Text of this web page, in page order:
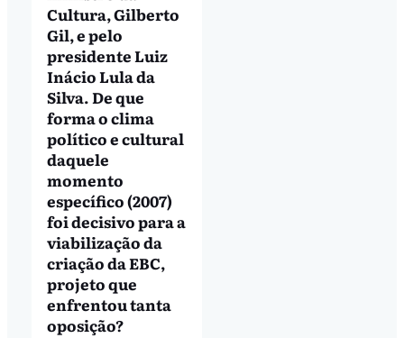
Cultura, Gilberto
Gil, e pelo
presidente Luiz
Inácio Lula da
Silva. De que
forma o clima
político e cultural
daquele
momento
específico (2007)
foi decisivo para a
viabilização da
criação da EBC,
projeto que
enfrentou tanta
oposição?